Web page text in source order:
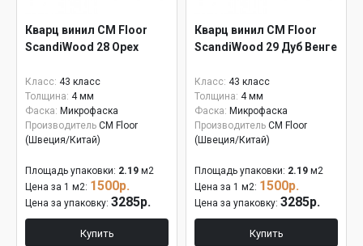
Кварц винил CM Floor
ScandiWood 28 Орех
Класс: 43 класс
Толщина: 4 мм
Фаска: Микрофаска
Производитель CM Floor
(Швеция/Китай)
Площадь упаковки: 2.19 м2
Цена за 1 м2: 1500р.
Цена за упаковку: 3285р.
Купить
Кварц винил CM Floor
ScandiWood 29 Дуб Венге
Класс: 43 класс
Толщина: 4 мм
Фаска: Микрофаска
Производитель CM Floor
(Швеция/Китай)
Площадь упаковки: 2.19 м2
Цена за 1 м2: 1500р.
Цена за упаковку: 3285р.
Купить